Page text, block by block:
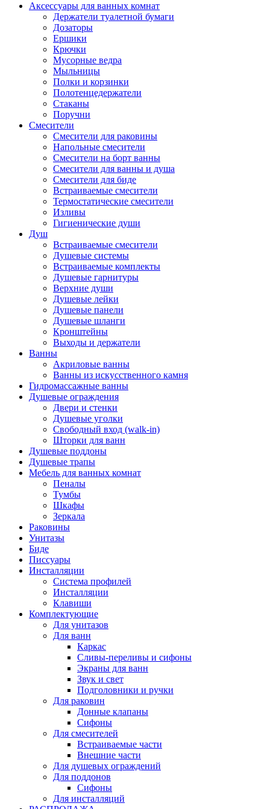
Аксессуары для ванных комнат
Держатели туалетной бумаги
Дозаторы
Ершики
Крючки
Мусорные ведра
Мыльницы
Полки и корзинки
Полотенцедержатели
Стаканы
Поручни
Смесители
Смесители для раковины
Напольные смесители
Смесители на борт ванны
Смесители для ванны и душа
Смесители для биде
Встраиваемые смесители
Термостатические смесители
Изливы
Гигиенические души
Душ
Встраиваемые смесители
Душевые системы
Встраиваемые комплекты
Душевые гарнитуры
Верхние души
Душевые лейки
Душевые панели
Душевые шланги
Кронштейны
Выходы и держатели
Ванны
Акриловые ванны
Ванны из искусственного камня
Гидромассажные ванны
Душевые ограждения
Двери и стенки
Душевые уголки
Свободный вход (walk-in)
Шторки для ванн
Душевые поддоны
Душевые трапы
Мебель для ванных комнат
Пеналы
Тумбы
Шкафы
Зеркала
Раковины
Унитазы
Биде
Писсуары
Инсталляции
Система профилей
Инсталляции
Клавиши
Комплектующие
Для унитазов
Для ванн
Каркас
Сливы-переливы и сифоны
Экраны для ванн
Звук и свет
Подголовники и ручки
Для раковин
Донные клапаны
Сифоны
Для смесителей
Встраиваемые части
Внешние части
Для душевых ограждений
Для поддонов
Сифоны
Для инсталляций